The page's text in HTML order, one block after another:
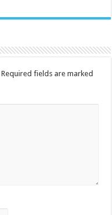
Required fields are marked